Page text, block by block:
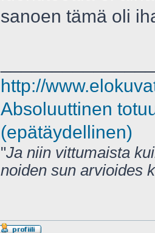
sanoen tämä oli
http://
Absoluuttinen
(epätäydellinen)
"Ja niin vittumaista
noiden sun arvioides